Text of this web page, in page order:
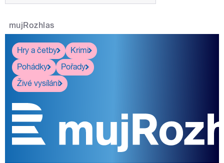
mujRozhlas
Hry a četby
Krimi
Pohádky
Pořady
Živé vysílání